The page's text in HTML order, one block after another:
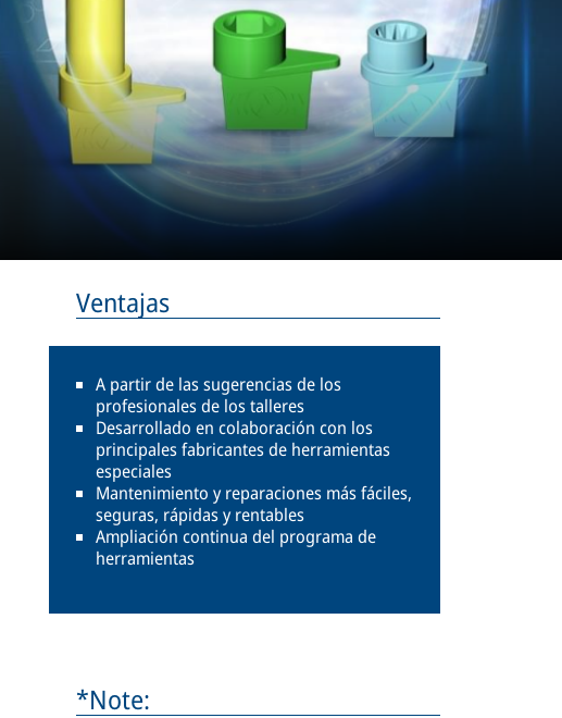
Ventajas
A partir de las sugerencias de los
profesionales de los talleres
Desarrollado en colaboración con los
principales fabricantes de herramientas
especiales
Mantenimiento y reparaciones más fáciles,
seguras, rápidas y rentables
Ampliación continua del programa de
herramientas
*Note: